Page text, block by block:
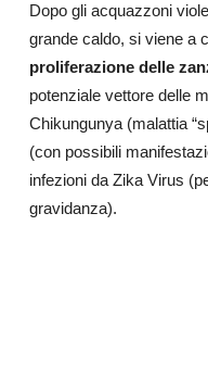
Dopo gli acquazzoni
grande caldo, si viene a
proliferazione delle
potenziale vettore delle
Chikungunya (malattia
(con possibili
infezioni da Zika Virus
gravidanza).